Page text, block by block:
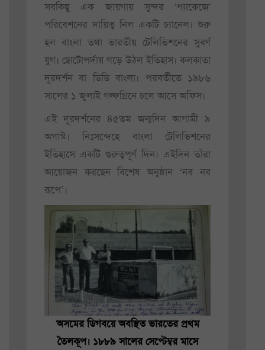
সবকিছু এক জায়গায় সুন্দর 'প্যাকেজে'
পরিবেশনের দায়িত্ব নিল একটি চ্যানেল। শুরু
হল বাংলা তথা ভারতীয় টেলিভিশনের সুবর্ণ
যুগ। ছোটোপর্দায় গড়ে উঠল ইতিহাস। কলকাতা
দূরদর্শন বা ডিডি বাংলা। পরবর্তীতে ১৯৮৬
সালের ১ জুলাই গল্ফগ্রিনে চলে আসে অফিস।
এই দূরদর্শনের ৪৫তম জন্মদিন আগামী ৯
অগাস্ট। নিঃসন্দেহে বাংলা টেলিভিশনের
ইতিহাসে একটি গুরুত্বপূর্ণ দিন। এইদিন তাঁরা
আয়োজন করছেন বিশেষ অনুষ্ঠান ‘নব নব
রূপে’।
অসমের ডিগবয়ে অবস্থিত ভারতের প্রথম
তৈলকূপ। ১৮৮৯ সালের সেপ্টেম্বর মাসে